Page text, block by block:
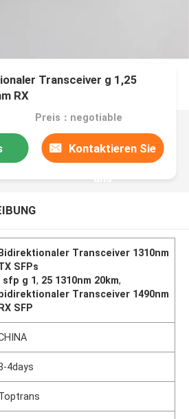
Transceiver g 1,25
RX
Preis：negotiable
Kontaktieren Sie
uns
Transceiver 1310nm
SFPs
sfp g 1, 25 1310nm 20km,
Transceiver 1490nm
SFP
4days